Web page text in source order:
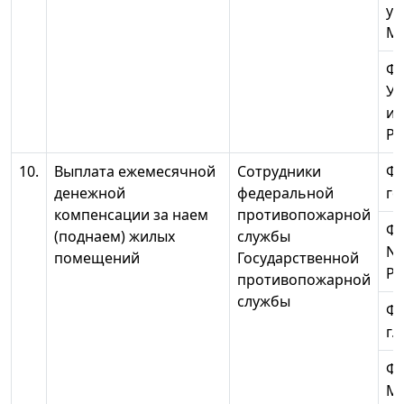
10.
Выплата ежемесячной
денежной
компенсации за наем
(поднаем) жилых
помещений
Сотрудники
федеральной
противопожарной
службы
Государственной
противопожарной
службы
N
г.